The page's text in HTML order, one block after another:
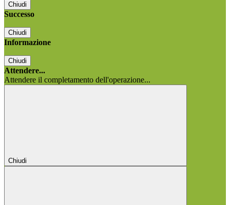
Chiudi
Successo
Chiudi
Informazione
Chiudi
Attendere...
Attendere il completamento dell'operazione...
Chiudi